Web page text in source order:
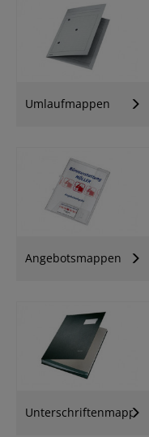
Umlaufmappen
Angebotsmappen
Unterschriftenmappen